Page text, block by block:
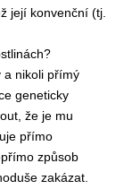
její konvenční (tj.
a nikoli přímý
geneticky
že je mu
přímo
způsob
zakázat.